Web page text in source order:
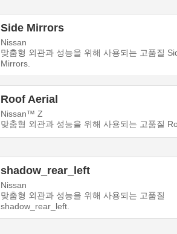
Side Mirrors
Nissan
맞춤형 외관과 성능을 위해 사용되는 고품질
Mirrors.
Roof Aerial
Nissan™ Z
맞춤형 외관과 성능을 위해 사용되는 고품질
shadow_rear_left
Nissan
맞춤형 외관과 성능을 위해 사용되는 고품질
shadow_rear_left.